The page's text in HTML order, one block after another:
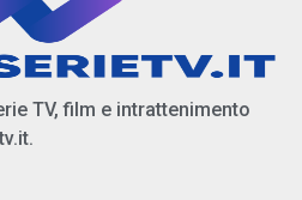
TV, film e intrattenimento